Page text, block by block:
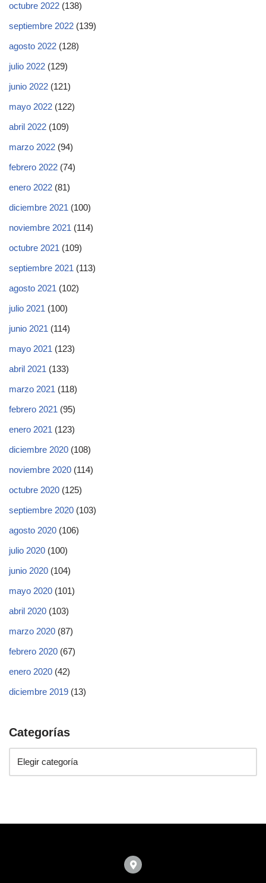
octubre 2022 (138)
septiembre 2022 (139)
agosto 2022 (128)
julio 2022 (129)
junio 2022 (121)
mayo 2022 (122)
abril 2022 (109)
marzo 2022 (94)
febrero 2022 (74)
enero 2022 (81)
diciembre 2021 (100)
noviembre 2021 (114)
octubre 2021 (109)
septiembre 2021 (113)
agosto 2021 (102)
julio 2021 (100)
junio 2021 (114)
mayo 2021 (123)
abril 2021 (133)
marzo 2021 (118)
febrero 2021 (95)
enero 2021 (123)
diciembre 2020 (108)
noviembre 2020 (114)
octubre 2020 (125)
septiembre 2020 (103)
agosto 2020 (106)
julio 2020 (100)
junio 2020 (104)
mayo 2020 (101)
abril 2020 (103)
marzo 2020 (87)
febrero 2020 (67)
enero 2020 (42)
diciembre 2019 (13)
Categorías